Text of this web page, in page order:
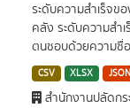
ระดับความสำเร็จข
คลัง ระดับความสำ
ตนชอบด้วยความซื่
CSV XLSX JSON
สำนักงานปลัดก